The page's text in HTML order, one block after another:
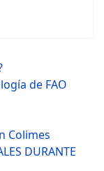
de FAO
Colimes
DURANTE